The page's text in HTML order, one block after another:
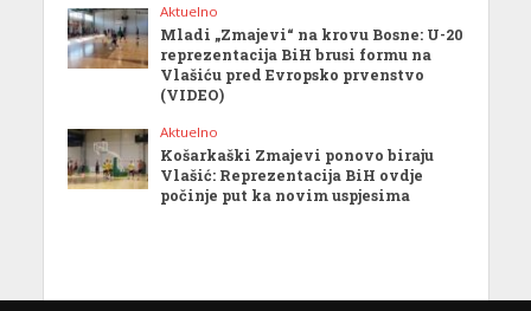
Aktuelno
Mladi „Zmajevi“ na krovu Bosne: U-20
reprezentacija BiH brusi formu na
Vlašiću pred Evropsko prvenstvo
(VIDEO)
Aktuelno
Košarkaški Zmajevi ponovo biraju
Vlašić: Reprezentacija BiH ovdje
počinje put ka novim uspjesima